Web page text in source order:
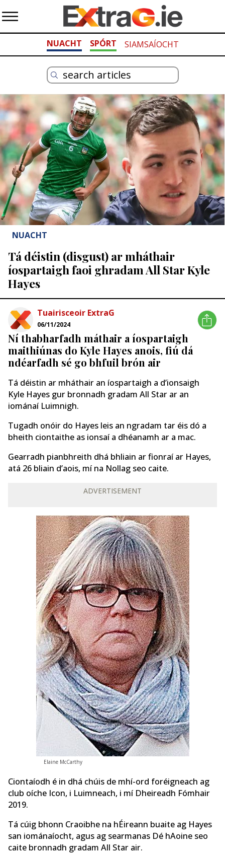
NUACHT SPÓRT SIAMSAÍOCHT
NUACHT
Tá déistin (disgust) ar mháthair
íospartaigh faoi ghradam All Star Kyle
Hayes
Tuairisceoir ExtraG
06/11/2024
Ní thabharfadh máthair a íospartaigh
maithiúnas do Kyle Hayes anois, fiú dá
ndéarfadh sé go bhfuil brón air
Tá déistin ar mháthair an íospartaigh a d’ionsaigh
Kyle Hayes gur bronnadh gradam All Star ar an
iománaí Luimnigh.
Tugadh onóir do Hayes leis an ngradam tar éis dó a
bheith ciontaithe as ionsaí a dhéanamh ar a mac.
Gearradh pianbhreith dhá bhliain ar fionraí ar Hayes,
atá 26 bliain d’aois, mí na Nollag seo caite.
ADVERTISEMENT
Elaine McCarthy
Ciontaíodh é in dhá chúis de mhí-ord foréigneach ag
club oíche Icon, i Luimneach, i mí Dheireadh Fómhair
2019.
Tá cúig bhonn Craoibhe na hÉireann buaite ag Hayes
san iománaíocht, agus ag searmanas Dé hAoine seo
caite bronnadh gradam All Star air.